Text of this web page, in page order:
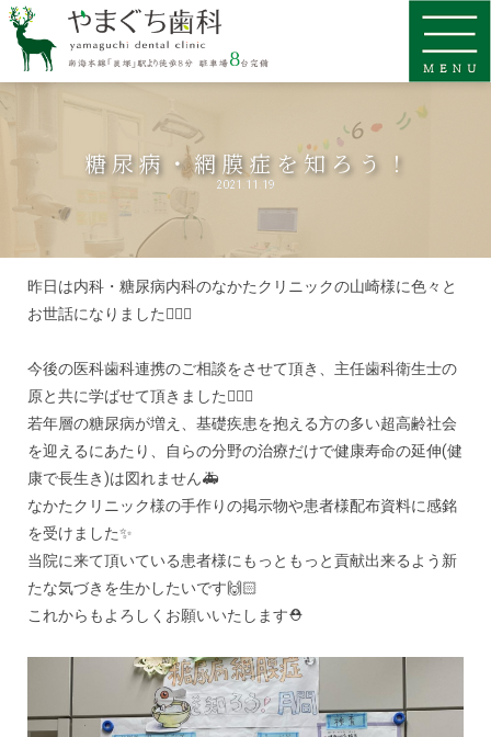
糖尿病・網膜症を知ろう！
2021.11.19
昨日は内科・糖尿病内科のなかたクリニックの山崎様に色々と
お世話になりました🙇🏻‍♂️
今後の医科歯科連携のご相談をさせて頂き、主任歯科衛生士の
原と共に学ばせて頂きました👩🏻‍⚕️
若年層の糖尿病が増え、基礎疾患を抱える方の多い超高齢社会
を迎えるにあたり、自らの分野の治療だけで健康寿命の延伸(健
康で長生き)は図れません🚑
なかたクリニック様の手作りの掲示物や患者様配布資料に感銘
を受けました✨
当院に来て頂いている患者様にもっともっと貢献出来るよう新
たな気づきを生かしたいです🙌🏻
これからもよろしくお願いいたします⛑